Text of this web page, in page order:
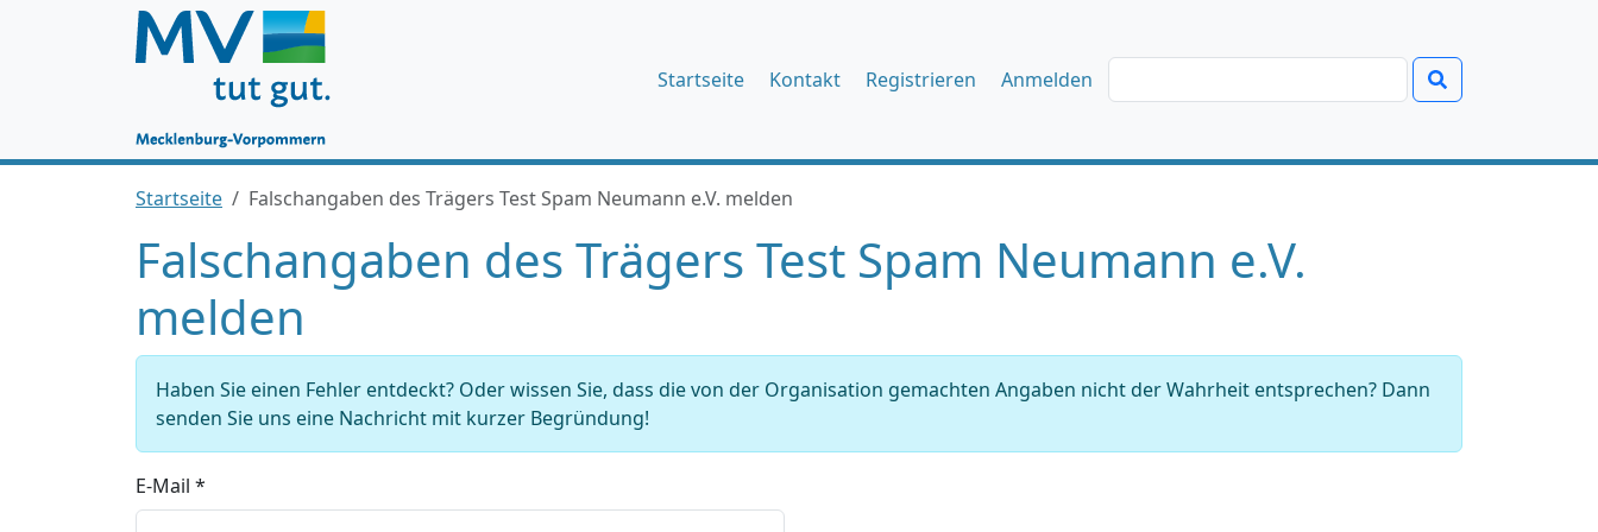
Startseite Kontakt Registrieren Anmelden
Startseite Falschangaben des Trägers Test Spam Neumann e.V. melden
Falschangaben des Trägers Test Spam Neumann e.V.
melden
Haben Sie einen Fehler entdeckt? Oder wissen Sie, dass die von der Organisation gemachten Angaben nicht der Wahrheit entsprechen? Dann
senden Sie uns eine Nachricht mit kurzer Begründung!
E-Mail *